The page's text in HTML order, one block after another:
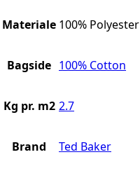
Materiale 100% Polyester
Bagside 100% Cotton
Kg pr. m2 2.7
Brand Ted Baker